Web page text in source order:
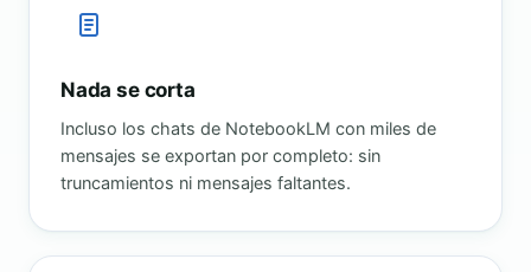
Nada se corta
Incluso los chats de NotebookLM con miles de
mensajes se exportan por completo: sin
truncamientos ni mensajes faltantes.